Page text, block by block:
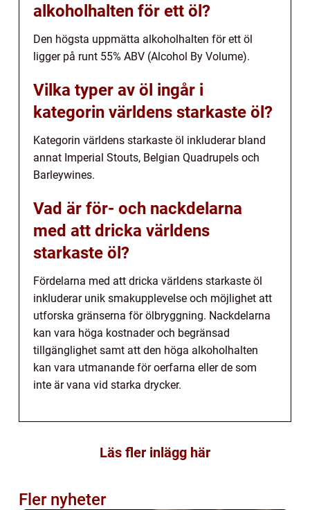
alkoholhalten för ett öl?
Den högsta uppmätta alkoholhalten för ett öl
ligger på runt 55% ABV (Alcohol By Volume).
Vilka typer av öl ingår i
kategorin världens starkaste öl?
Kategorin världens starkaste öl inkluderar bland
annat Imperial Stouts, Belgian Quadrupels och
Barleywines.
Vad är för- och nackdelarna
med att dricka världens
starkaste öl?
Fördelarna med att dricka världens starkaste öl
inkluderar unik smakupplevelse och möjlighet att
utforska gränserna för ölbryggning. Nackdelarna
kan vara höga kostnader och begränsad
tillgänglighet samt att den höga alkoholhalten
kan vara utmanande för oerfarna eller de som
inte är vana vid starka drycker.
Läs fler inlägg här
Fler nyheter